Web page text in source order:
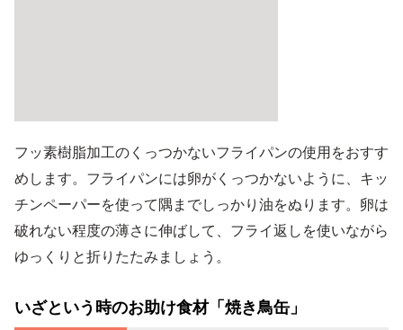
フッ素樹脂加工のくっつかないフライパンの使用をおすす
めします。フライパンには卵がくっつかないように、キッ
チンペーパーを使って隅までしっかり油をぬります。卵は
破れない程度の薄さに伸ばして、フライ返しを使いながら
ゆっくりと折りたたみましょう。
いざという時のお助け食材「焼き鳥缶」